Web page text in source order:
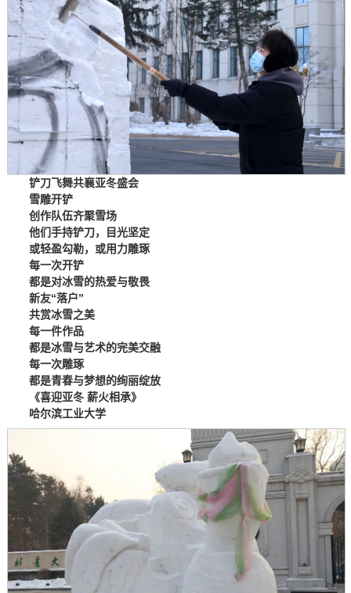
铲刀飞舞共襄亚冬盛会
雪雕开铲
创作队伍齐聚雪场
他们手持铲刀，目光坚定
或轻盈勾勒，或用力雕琢
每一次开铲
都是对冰雪的热爱与敬畏
新友“落户”
共赏冰雪之美
每一件作品
都是冰雪与艺术的完美交融
每一次雕琢
都是青春与梦想的绚丽绽放
《喜迎亚冬 薪火相承》
哈尔滨工业大学